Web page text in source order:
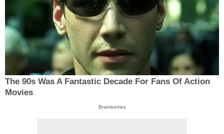
The 90s Was A Fantastic Decade For Fans Of Action
Movies
Brainberries